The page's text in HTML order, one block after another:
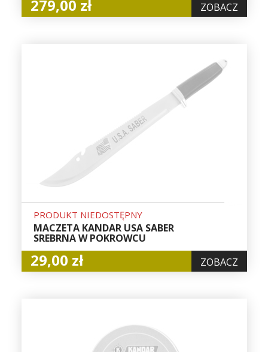
279,00 zł ZOBACZ
PRODUKT NIEDOSTĘPNY
MACZETA KANDAR USA SABER
SREBRNA W POKROWCU
29,00 zł ZOBACZ